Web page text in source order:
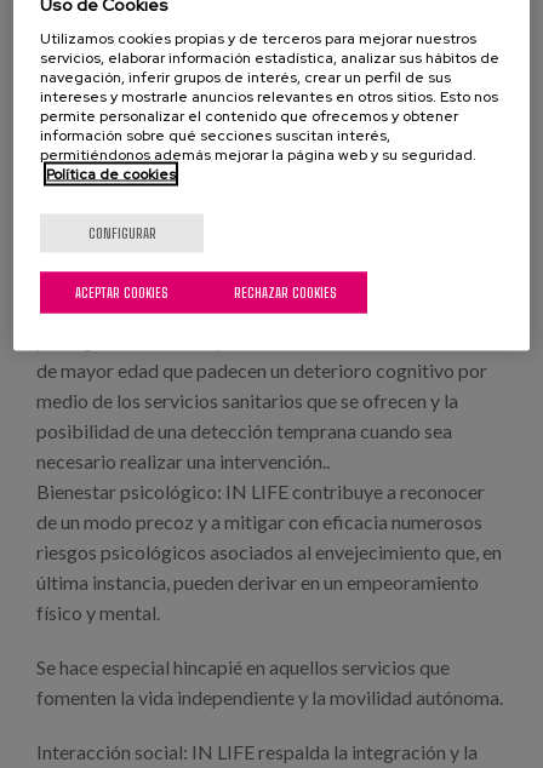
financieros, socioculturales y de atención sanitaria.
Resultados
La principal y más importante repercusión que tendrá el
proyecto IN LIFE será de tipo social, puesto que se
centrará en la calidad de vida de los ciudadanos mayores
con deterioros cognitivos y en la mejora de su atención.
Bienestar físico: IN LIFE contribuye en gran medida a
de mayor edad que padecen un deterioro cognitivo por
medio de los servicios sanitarios que se ofrecen y la
posibilidad de una detección temprana cuando sea
necesario realizar una intervención..
Bienestar psicológico: IN LIFE contribuye a reconocer
de un modo precoz y a mitigar con eficacia numerosos
riesgos psicológicos asociados al envejecimiento que, en
última instancia, pueden derivar en un empeoramiento
físico y mental.
Se hace especial hincapié en aquellos servicios que
fomenten la vida independiente y la movilidad autónoma.
Interacción social: IN LIFE respalda la integración y la
Utilizamos cookies propias y de terceros para mejorar nuestros
servicios, elaborar información estadística, analizar sus hábitos de
navegación, inferir grupos de interés, crear un perfil de sus
intereses y mostrarle anuncios relevantes en otros sitios. Esto nos
permite personalizar el contenido que ofrecemos y obtener
información sobre qué secciones suscitan interés,
permitiéndonos además mejorar la página web y su seguridad.
Política de cookies
CONFIGURAR
RECHAZAR COOKIES
ACEPTAR COOKIES